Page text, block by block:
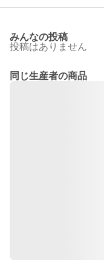
みんなの投稿
投稿はありません
同じ生産者の商品